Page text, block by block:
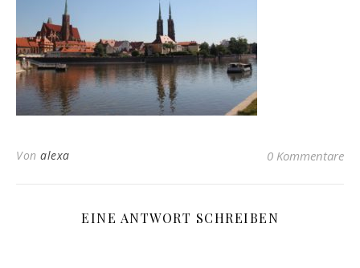
Von alexa 0 Kommentare
EINE ANTWORT SCHREIBEN